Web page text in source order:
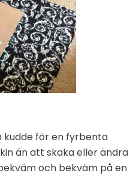
kudde för en fyrbenta
än att skaka eller ändra
och bekväm på en